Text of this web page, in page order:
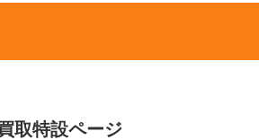
取特設ページ